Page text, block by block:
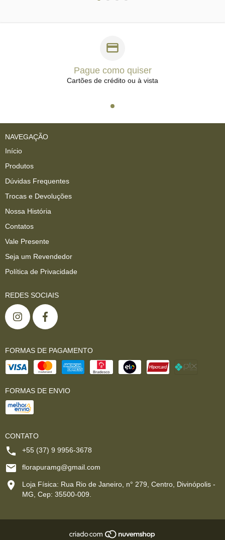
Pague como quiser
Cartões de crédito ou à vista
NAVEGAÇÃO
Início
Produtos
Dúvidas Frequentes
Trocas e Devoluções
Nossa História
Contatos
Vale Presente
Seja um Revendedor
Política de Privacidade
REDES SOCIAIS
FORMAS DE PAGAMENTO
FORMAS DE ENVIO
CONTATO
+55 (37) 9 9956-3678
florapuramg@gmail.com
Loja Física: Rua Rio de Janeiro, n° 279, Centro, Divinópolis -
MG, Cep: 35500-009.